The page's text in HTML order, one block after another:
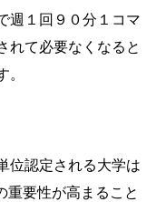
週１回９０分１コマ
れて必要なくなると
位認定される大学は
重要性が高まること